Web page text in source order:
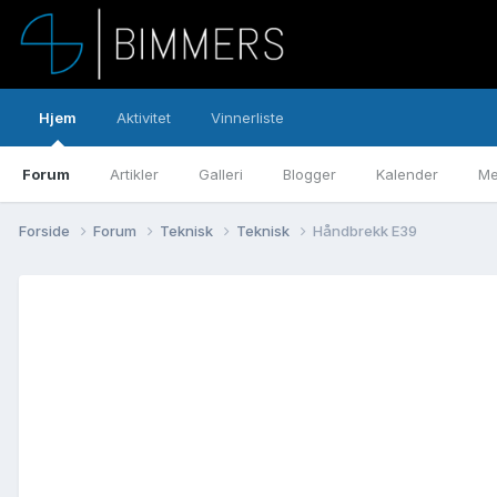
Hjem
Forum Artikler Galleri Blogger Kalender
Aktivitet Vinnerliste
Forside Forum Teknisk Teknisk Håndbrekk E39